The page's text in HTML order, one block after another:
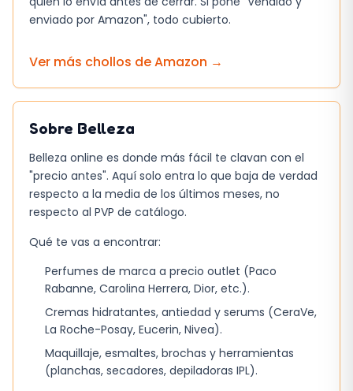
supera a la mayoría de los productos de
gama media
, lo que reduce la frecuencia de
uso. No obstante, su precio es superior y la
en cabellos muy dañados.
En resumen, es una herramienta de refuerzo
milagro. Si ya utilizas un buen champú y
acondicionador, este spray puede aportar una
capa extra de defensa sin complicaciones.
enviado por Amazon", todo cubierto.
Ver más chollos deAmazon →
Sobre Belleza
Belleza online es donde más fácil te clavan con el
"precio antes". Aquí solo entra lo que baja de verdad
respecto a la media de los últimos meses, no
respecto al PVP de catálogo.
Qué te vas a encontrar:
Perfumes de marca a precio outlet (Paco
Rabanne, Carolina Herrera, Dior, etc.).
Cremas hidratantes, antiedad y serums (CeraVe,
La Roche-Posay, Eucerin, Nivea).
Maquillaje, esmaltes, brochas y herramientas
(planchas, secadores, depiladoras IPL).